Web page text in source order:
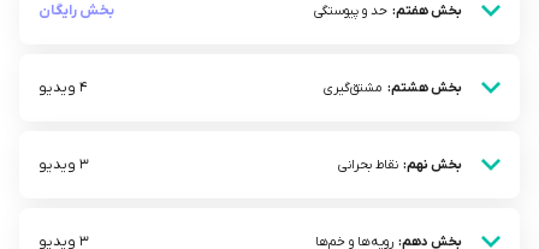
بخش هفتم: حد و پیوستگی بخش رایگان
بخش هشتم: مشتق‌گیری 4 ویدیو
بخش نهم: نقاط بحرانی 3 ویدیو
بخش دهم: رویه‌ها و خم‌ها 3 ویدیو